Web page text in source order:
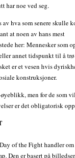
har noe ved seg.
av hva som senere skulle
at noen av hans mest
her: Mennesker som
annet tidspunkt til å trø
er et vesen hvis
konstruksjoner.
men for de som vil
er det obligatorisk
of the Fight handler om
Den er basert på